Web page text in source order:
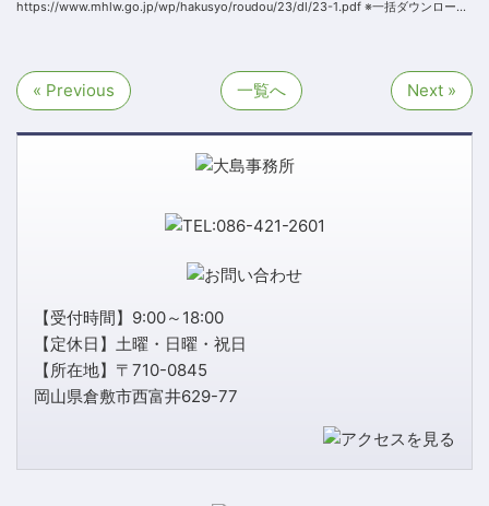
https://www.mhlw.go.jp/wp/hakusyo/roudou/23/dl/23-1.pdf ※一括ダウンロード
« Previous 一覧へ Next »
【受付時間】9:00～18:00
【定休日】土曜・日曜・祝日
【所在地】〒710-0845
岡山県倉敷市西富井629-77